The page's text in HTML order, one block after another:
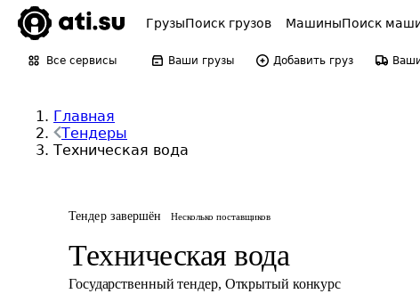
ГрузыПоиск грузов МашиныПоиск
Все сервисы Ваши грузы Добавить груз
Главная
Тендеры
Техническая вода
Тендер завершён Несколько поставщиков
Техническая вода
Государственный тендер, Открытый конкурс